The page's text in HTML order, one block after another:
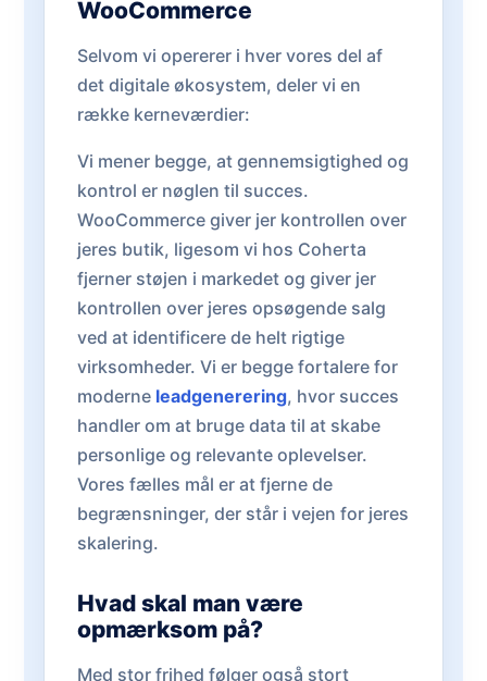
WooCommerce
Selvom vi opererer i hver vores del af
det digitale økosystem, deler vi en
række kerneværdier:
Vi mener begge, at gennemsigtighed og
kontrol er nøglen til succes.
WooCommerce giver jer kontrollen over
jeres butik, ligesom vi hos Coherta
fjerner støjen i markedet og giver jer
kontrollen over jeres opsøgende salg
ved at identificere de helt rigtige
virksomheder. Vi er begge fortalere for
moderne leadgenerering, hvor succes
handler om at bruge data til at skabe
personlige og relevante oplevelser.
Vores fælles mål er at fjerne de
begrænsninger, der står i vejen for jeres
skalering.
Hvad skal man være
opmærksom på?
Med stor frihed følger også stort